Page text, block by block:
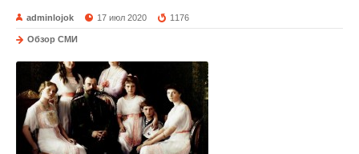
adminlojok 17 июл 2020 1176
Обзор СМИ